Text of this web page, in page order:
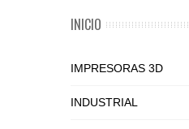
INICIO
IMPRESORAS 3D
INDUSTRIAL